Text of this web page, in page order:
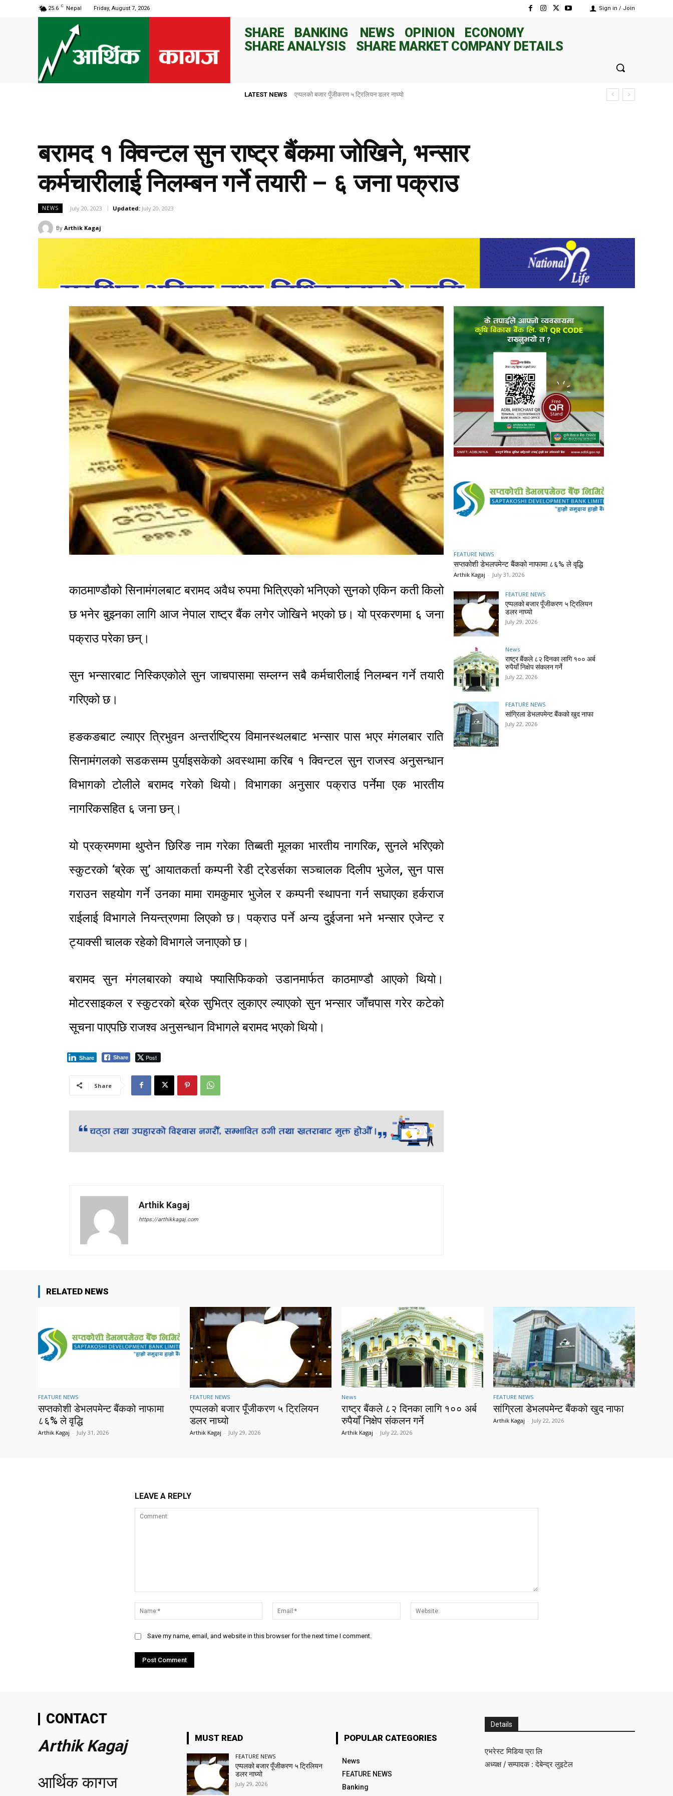
25.6 C Nepal Friday, August 7, 2026 Sign in / Join
SHARE BANKING NEWS OPINION
ECONOMY
SHARE ANALYSIS
SHARE MARKET COMPANY DETAILS
LATEST NEWS राष्ट्र बैंकले ८२ दिनका लागि १०० अर्ब रुपैयाँ निक्षेप संकलन गर्ने
बरामद १ क्विन्टल सुन राष्ट्र बैंकमा जोखिने, भन्सार
कर्मचारीलाई निलम्बन गर्ने तयारी – ६ जना पक्राउ
NEWS July 20, 2023 Updated: July 20, 2023
By Arthik Kagaj
काठमाण्डौको सिनामंगलबाट बरामद अवैध रुपमा भित्रिएको भनिएको सुनको एकिन कती किलो
छ भनेर बुझ्नका लागि आज नेपाल राष्ट्र बैंक लगेर जोखिने भएको छ। यो प्रकरणमा ६ जना
पक्राउ परेका छन्।
सुन भन्सारबाट निस्किएकोले सुन जाचपासमा सम्लग्न सबै कर्मचारीलाई निलम्बन गर्ने तयारी
गरिएको छ।
हङकङबाट ल्याएर त्रिभुवन अन्तर्राष्ट्रिय विमानस्थलबाट भन्सार पास भएर मंगलबार राति
सिनामंगलको सडकसम्म पुर्याइसकेको अवस्थामा करिब १ क्विन्टल सुन राजस्व अनुसन्धान
विभागको टोलीले बरामद गरेको थियो। विभागका अनुसार पक्राउ पर्नेमा एक भारतीय
नागरिकसहित ६ जना छन्।
यो प्रक्रमणमा थुप्तेन छिरिङ नाम गरेका तिब्बती मूलका भारतीय नागरिक, सुनले भरिएको
स्कुटरको ‘ब्रेक सु’ आयातकर्ता कम्पनी रेडी ट्रेडर्सका सञ्चालक दिलीप भुजेल, सुन पास
गराउन सहयोग गर्ने उनका मामा रामकुमार भुजेल र कम्पनी स्थापना गर्न सघाएका हर्कराज
राईलाई विभागले नियन्त्रणमा लिएको छ। पक्राउ पर्ने अन्य दुईजना भने भन्सार एजेन्ट र
ट्याक्सी चालक रहेको विभागले जनाएको छ।
बरामद सुन मंगलबारको क्याथे फ्यासिफिकको उडानमार्फत काठमाण्डौ आएको थियो।
मोटरसाइकल र स्कुटरको ब्रेक सुभित्र लुकाएर ल्याएको सुन भन्सार जाँचपास गरेर कटेको
सूचना पाएपछि राजश्व अनुसन्धान विभागले बरामद भएको थियो।
Share Post
Share
Share
Arthik Kagaj
https://arthikkagaj.com
FEATURE NEWS
सप्तकोशी डेभलपमेन्ट बैंकको नाफामा ८६% ले वृद्धि
Arthik Kagaj - July 31, 2026
FEATURE NEWS
एप्पलको बजार पूँजीकरण ५ ट्रिलियन
डलर नाघ्यो
July 29, 2026
News
राष्ट्र बैंकले ८२ दिनका लागि १०० अर्ब
रुपैयाँ निक्षेप संकलन गर्ने
July 22, 2026
FEATURE NEWS
सांग्रिला डेभलपमेन्ट बैंकको खुद नाफा
July 22, 2026
RELATED NEWS
FEATURE NEWS
सप्तकोशी डेभलपमेन्ट बैंकको नाफामा
८६% ले वृद्धि
Arthik Kagaj - July 31, 2026
FEATURE NEWS
एप्पलको बजार पूँजीकरण ५ ट्रिलियन
डलर नाघ्यो
Arthik Kagaj - July 29, 2026
News
राष्ट्र बैंकले ८२ दिनका लागि १०० अर्ब
रुपैयाँ निक्षेप संकलन गर्ने
Arthik Kagaj - July 22, 2026
FEATURE NEWS
सांग्रिला डेभलपमेन्ट बैंकको खुद नाफा
Arthik Kagaj - July 22, 2026
LEAVE A REPLY
Name:*
Email:*
Save my name, email, and website in this browser for the next time I comment.
CONTACT
Arthik Kagaj
आर्थिक कागज
MUST READ
FEATURE NEWS
एप्पलको बजार पूँजीकरण ५ ट्रिलियन
डलर नाघ्यो
July 29, 2026
POPULAR CATEGORIES
News
FEATURE NEWS
Banking
Details
एभरेस्ट मिडिया प्रा लि
अध्यक्ष / सम्पादक : देबेन्द्र लुइटेल